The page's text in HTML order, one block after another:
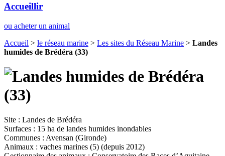
Accueillir
ou acheter un animal
Accueil > le réseau marine > Les sites du Réseau Marine > Landes
humides de Brédéra (33)
Site : Landes de Brédéra
Surfaces : 15 ha de landes humides inondables
Communes : Avensan (Gironde)
Animaux : vaches marines (5) (depuis 2012)